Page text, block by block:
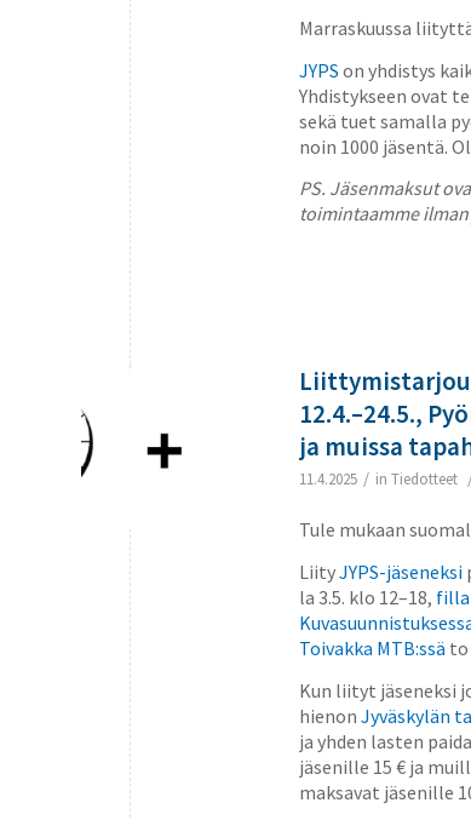
Marraskuussa
JYPS on yhdistys
Yhdistykseen ovat
sekä tuet samalla
noin 1000 jäsentä.
PS. Jäsenmaksut
toimintaamme
12.4.–24.5.,
ja muissa
11.4.2025 / in Tiedotteet
Tule mukaan
LiityJYPS-jäseneksi
la 3.5. klo 12–18,
Toivakka MTB:ssä to
Kun liityt jäseneksi
hienon Jyväskylän
ja yhden lasten
jäsenille 15 € ja
maksavat jäsenille